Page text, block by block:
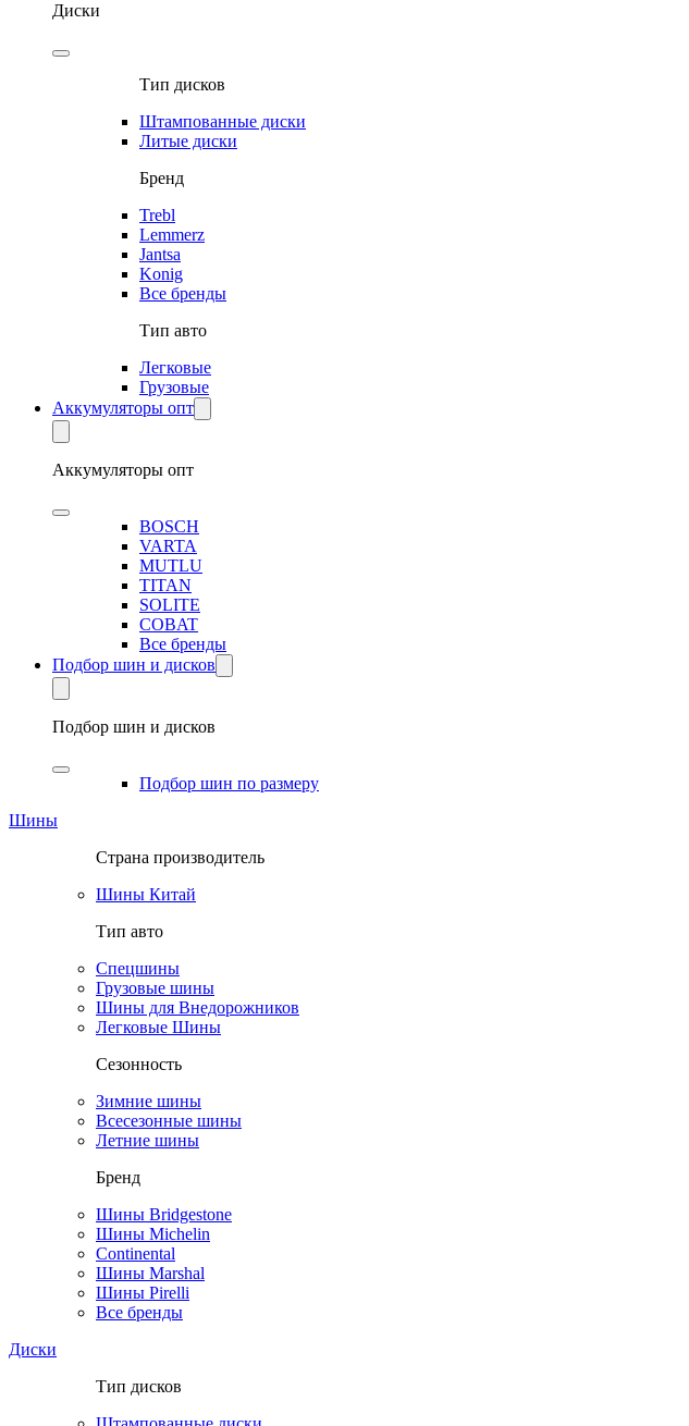
Диски
Тип дисков
Штампованные диски
Литые диски
Бренд
Trebl
Lemmerz
Jantsa
Konig
Все бренды
Тип авто
Легковые
Грузовые
Аккумуляторы опт
Аккумуляторы опт
BOSCH
VARTA
MUTLU
TITAN
SOLITE
COBAT
Все бренды
Подбор шин и дисков
Подбор шин и дисков
Подбор шин по размеру
Шины
Страна производитель
Шины Китай
Тип авто
Спецшины
Грузовые шины
Шины для Внедорожников
Легковые Шины
Сезонность
Зимние шины
Всесезонные шины
Летние шины
Бренд
Шины Bridgestone
Шины Michelin
Continental
Шины Marshal
Шины Pirelli
Все бренды
Диски
Тип дисков